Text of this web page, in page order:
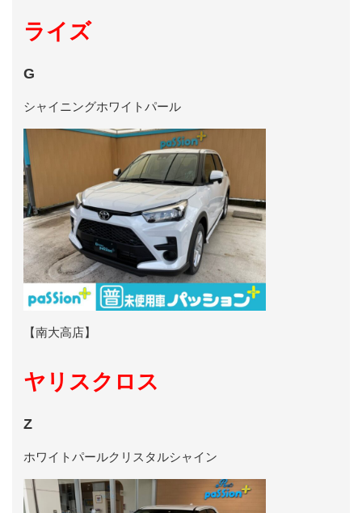
ライズ
G
シャイニングホワイトパール
【南大高店】
ヤリスクロス
Z
ホワイトパールクリスタルシャイン